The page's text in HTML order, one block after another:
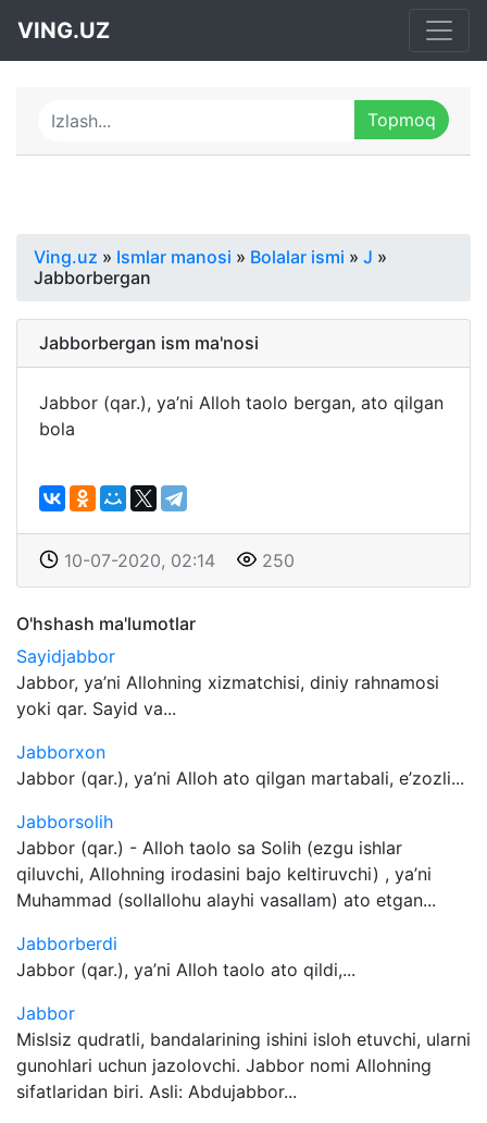
VING.UZ
Ving.uz » Ismlar manosi » Bolalar ismi » J »
Jabborbergan
Jabborbergan ism ma'nosi
Jabbor (qar.), ya’ni Alloh taolo bergan, ato qilgan
bola
10-07-2020, 02:14 250
O'hshash ma'lumotlar
Sayidjabbor
Jabbor, ya’ni Allohning xizmatchisi, diniy rahnamosi
yoki qar. Sayid va...
Jabborxon
Jabbor (qar.), ya’ni Alloh ato qilgan martabali, e’zozli...
Jabborsolih
Jabbor (qar.) - Alloh taolo sa Solih (ezgu ishlar
qiluvchi, Allohning irodasini bajo keltiruvchi) , ya’ni
Muhammad (sollallohu alayhi vasallam) ato etgan...
Jabborberdi
Jabbor (qar.), ya’ni Alloh taolo ato qildi,...
Jabbor
Mislsiz qudratli, bandalarining ishini isloh etuvchi, ularni
gunohlari uchun jazolovchi. Jabbor nomi Allohning
sifatlaridan biri. Asli: Abdujabbor...